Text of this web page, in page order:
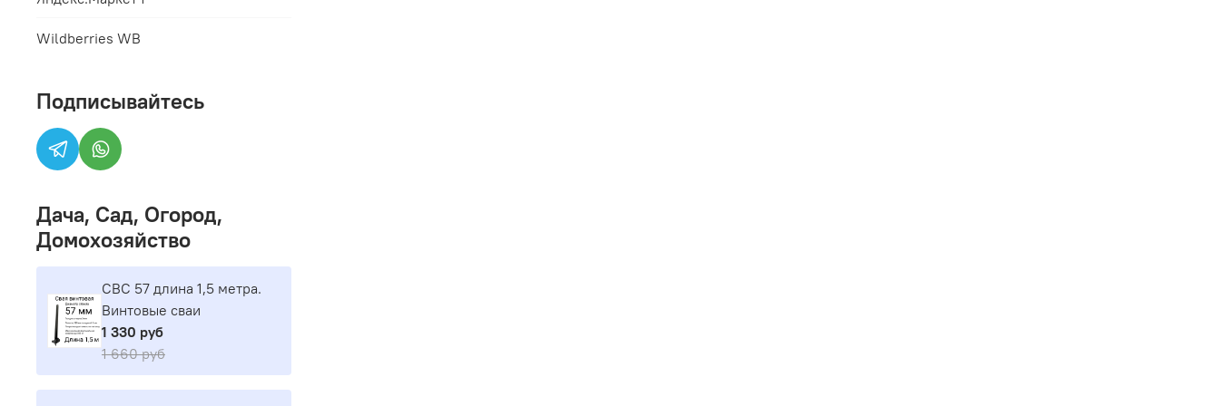
Wildberries WB
Подписывайтесь
Дача, Сад, Огород,
Домохозяйство
СВС 57 длина 1,5 метра.
Винтовые сваи
1 330 руб
1 660 руб